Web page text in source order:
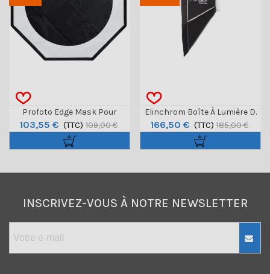
Profoto Edge Mask Pour
Softbox 4' Octa
103,55 € (TTC) 109,00 €
Elinchrom Boîte À Lumière D.
53 Cm RQ
166,50 € (TTC) 185,00 €
INSCRIVEZ-VOUS À NOTRE NEWSLETTER